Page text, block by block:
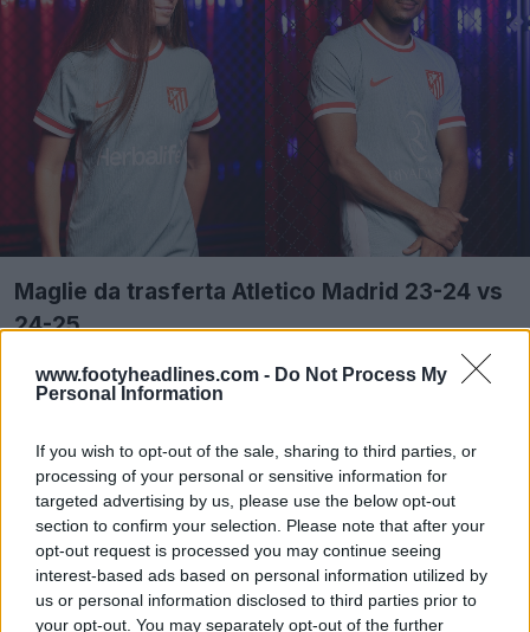
www.footyheadlines.com - Do Not Process My
Personal Information
If you wish to opt-out of the sale, sharing to third parties, or
processing of your personal or sensitive information for
targeted advertising by us, please use the below opt-out
section to confirm your selection. Please note that after your
opt-out request is processed you may continue seeing
interest-based ads based on personal information utilized by
us or personal information disclosed to third parties prior to
your opt-out. You may separately opt-out of the further
Maglie da trasferta Atletico Madrid 23-24 vs
24-25